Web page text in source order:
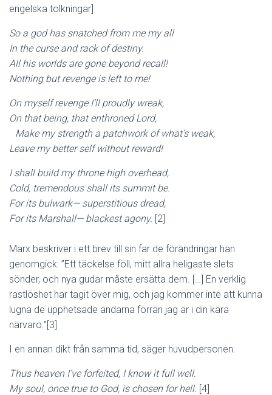
engelska tolkningar]
So a god has snatched from me my all
In the curse and rack of destiny.
All his worlds are gone beyond recall!
Nothing but revenge is left to me!
On myself revenge I’ll proudly wreak,
On that being, that enthroned Lord,
Make my strength a patchwork of what’s weak,
Leave my better self without reward!
I shall build my throne high overhead,
Cold, tremendous shall its summit be.
For its bulwark— superstitious dread,
For its Marshall— blackest agony. [2]
Marx beskriver i ett brev till sin far de förändringar han
genomgick: ”Ett täckelse föll, mitt allra heligaste slets
sönder, och nya gudar måste ersätta dem. […] En verklig
rastlöshet har tagit över mig, och jag kommer inte att kunna
lugna de upphetsade andarna förrän jag är i din kära
närvaro.”[3]
I en annan dikt från samma tid, säger huvudpersonen:
Thus heaven I’ve forfeited, I know it full well.
My soul, once true to God, is chosen for hell. [4]